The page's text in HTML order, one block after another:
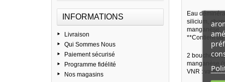
INFORMATIONS
Livraison
Qui Sommes Nous
Paiement sécurisé
Programme fidélité
Nos magasins
Eau
silicium,
manganèse.
**Contient
2 bouchons
manganèse
VNR :